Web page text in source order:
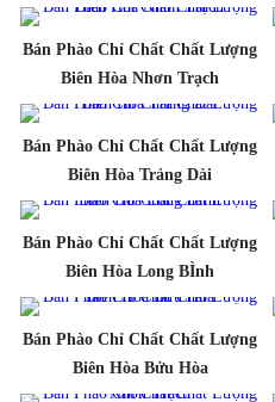
Bán Phào Chỉ Chất Chất Lượng
Biên Hòa Nhơn Trạch
Bán Phào Chỉ Chất Chất Lượng
Biên Hòa Trảng Dài
Bán Phào Chỉ Chất Chất Lượng
Biên Hòa Long BÌnh
Bán Phào Chỉ Chất Chất Lượng
Biên Hòa Bửu Hòa